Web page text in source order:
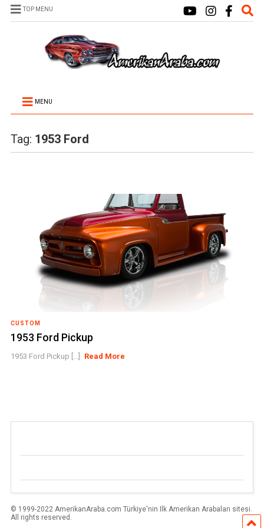
TOP MENU
MENU
Tag: 1953 Ford
CUSTOM
1953 Ford Pickup
1953 Ford Pickup [...] Read More
© 1999-2022 AmerikanAraba.com Türkiye'nin Ilk Amerikan Arabaları sitesi.
All rights reserved.